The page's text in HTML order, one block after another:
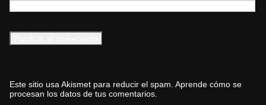
Este sitio usa Akismet para reducir el spam. Aprende cómo se
procesan los datos de tus comentarios.